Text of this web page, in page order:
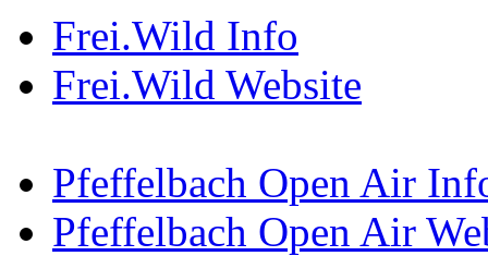
Frei.Wild Info
Frei.Wild Website
Pfeffelbach Open Air
Pfeffelbach Open Air